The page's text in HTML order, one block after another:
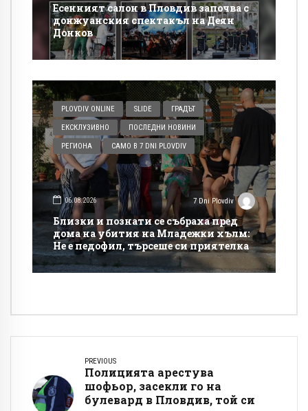
Есенният салон в Пловдив започва с
донжуанския спектакъл на Деян
Донков
PLOVDIV ONLINE SLIDE ГРАДЪТ
ЕКСКЛУЗИВНО ПОСЛЕДНИ НОВИНИ
РЕГИОНА САМО В 7 DNI PLOVDIV
06.08.2026 7 Dni Plovdiv
Близки и познати се събраха пред
дома на убития на Младежки хълм:
Не е педофил, търсеше си приятелка
PREVIOUS
Полицията арестува
шофьор, засекли го на
булевард в Пловдив, той си